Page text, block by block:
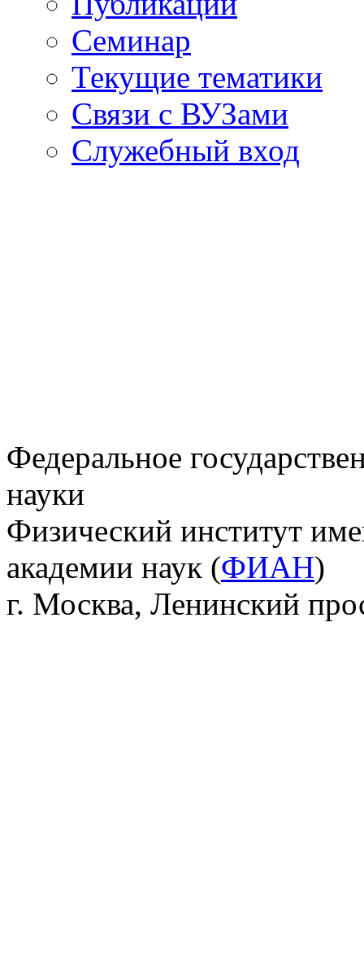
Семинар
Текущие тематики
Связи с ВУЗами
Служебный вход
Федеральное
науки
Физический институт
академии наук (ФИАН)
г. Москва, Ленинский